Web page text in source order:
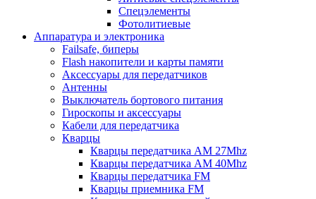
Спецэлементы
Фотолитиевые
Аппаратура и электроника
Failsafe, биперы
Flash накопители и карты памяти
Аксессуары для передатчиков
Антенны
Выключатель бортового питания
Гироскопы и аксессуары
Кабели для передатчика
Кварцы
Кварцы передатчика AM 27Mhz
Кварцы передатчика AM 40Mhz
Кварцы передатчика FM
Кварцы приемника FM